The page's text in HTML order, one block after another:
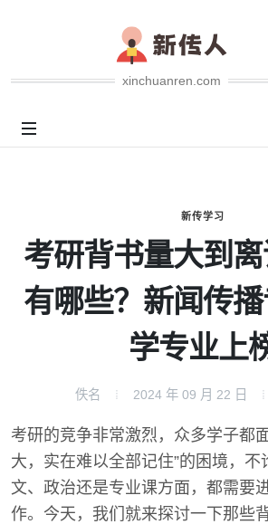
xinchuanren.com
新传学习
考研背书量大到
有哪些？新闻传
学专业上
佚名 2024 年 09 月 22 日
考研的竞争非常激烈，众多学子都
大，实在难以全部记住”的困境，不
文、政治还是专业课方面，都需要
作。今天，我们就来探讨一下那些